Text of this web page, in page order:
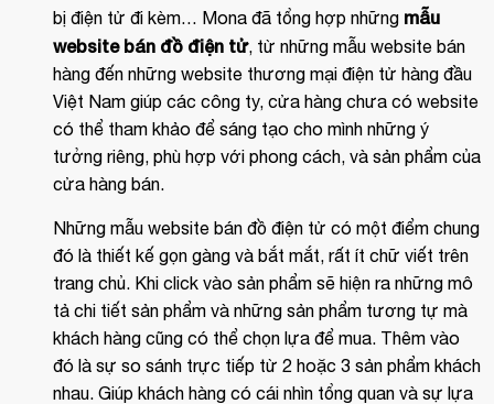
bị điện tử đi kèm… Mona đã tổng hợp những mẫu
website bán đồ điện tử, từ những mẫu website bán
hàng đến những website thương mại điện tử hàng đầu
Việt Nam giúp các công ty, cửa hàng chưa có website
có thể tham khảo để sáng tạo cho mình những ý
tưởng riêng, phù hợp với phong cách, và sản phẩm của
cửa hàng bán.
Những mẫu website bán đồ điện tử có một điểm chung
đó là thiết kế gọn gàng và bắt mắt, rất ít chữ viết trên
trang chủ. Khi click vào sản phẩm sẽ hiện ra những mô
tả chi tiết sản phẩm và những sản phẩm tương tự mà
khách hàng cũng có thể chọn lựa để mua. Thêm vào
đó là sự so sánh trực tiếp từ 2 hoặc 3 sản phẩm khách
nhau. Giúp khách hàng có cái nhìn tổng quan và sự lựa